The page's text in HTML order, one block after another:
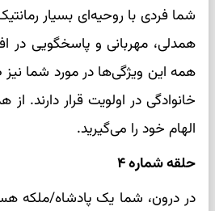
شما فردی با روحیه‌ای بسیار
همدلی، مهربانی و پاسخگویی در
همه این ویژگی‌ها در مورد شما
خانوادگی در اولویت قرار دارند.
الهام خود را می‌گیرید.
حلقه شماره ۴
در درون، شما یک پادشاه/ملکه